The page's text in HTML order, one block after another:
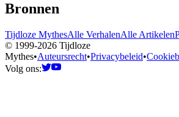
Bronnen
Tijdloze MythesAlle VerhalenAlle Artikelen
© 1999-2026 Tijdloze
Mythes•Auteursrecht•Privacybeleid•
Volg ons: